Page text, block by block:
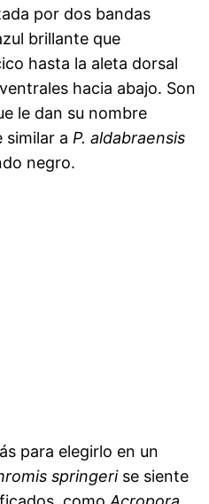
por dos bandas
brillante que
hasta la aleta dorsal
hacia abajo. Son
le dan su nombre
similar a P. aldabraensis
negro.
para elegirlo en un
springerise siente